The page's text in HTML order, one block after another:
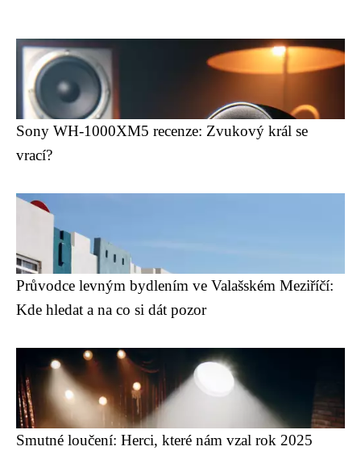
Sony WH-1000XM5 recenze: Zvukový král se
vrací?
Průvodce levným bydlením ve Valašském Meziříčí:
Kde hledat a na co si dát pozor
Smutné loučení: Herci, které nám vzal rok 2025